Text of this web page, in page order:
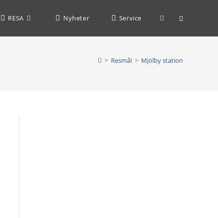
RESA Nyheter Service Slå
> Resmål > Mjölby station